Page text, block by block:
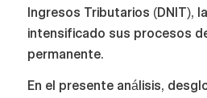
Ingresos Tributarios (DNIT),
intensificado sus procesos
permanente.
En el presente análisis,